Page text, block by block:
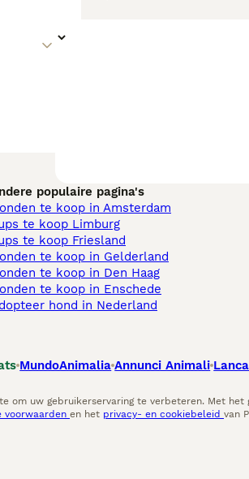
populaire pagina's
te koop in Amsterdam
te koop Limburg​
te koop Friesland​
te koop in Gelderland
te koop in Den Haag
te koop in Enschede
hond in Nederland
MundoAnimalia Annunci Animali
om uw gebruikerservaring te verbeteren. Met het
voorwaarden en het privacy- en cookiebeleid van